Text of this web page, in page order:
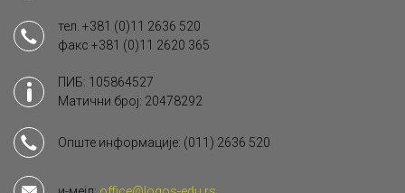
тел. +381 (0)11 2636 520
факс +381 (0)11 2620 365
ПИБ: 105864527
Матични број: 20478292
Опште информације: (011) 2636 520